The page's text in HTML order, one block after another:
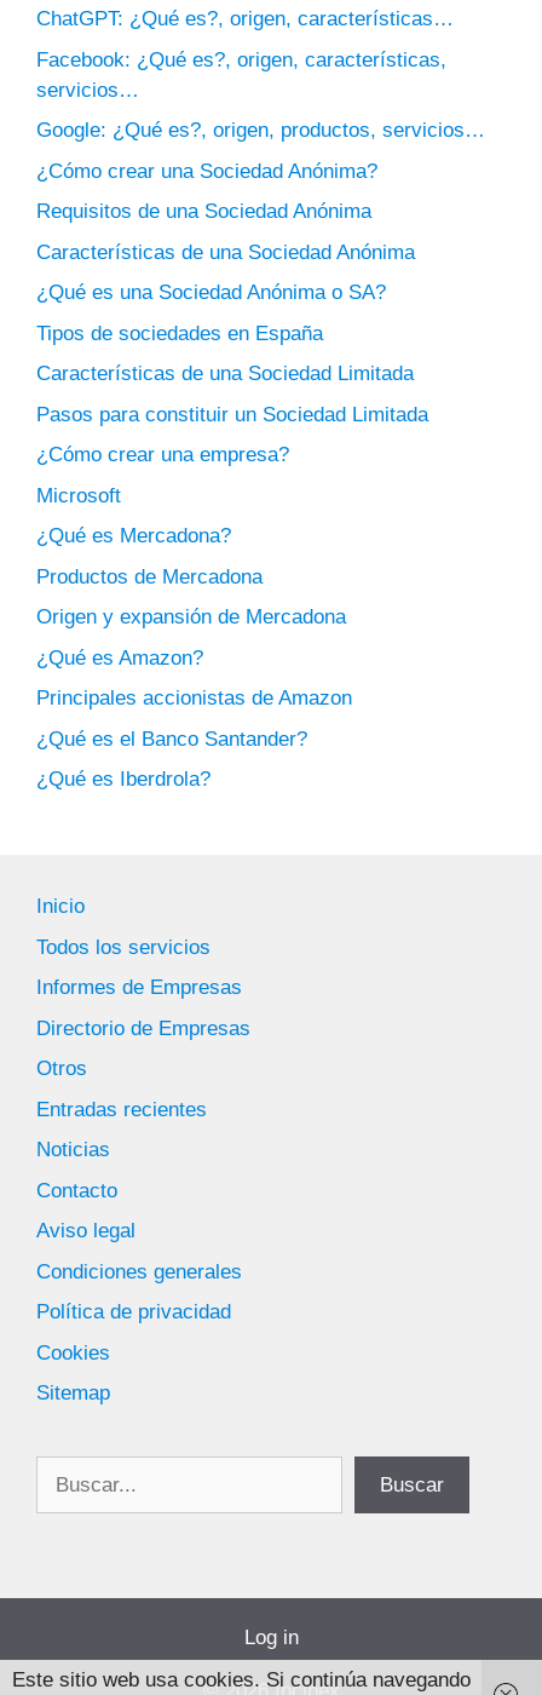
ChatGPT: ¿Qué es?, origen, características…
Facebook: ¿Qué es?, origen, características,
servicios…
Google: ¿Qué es?, origen, productos, servicios…
¿Cómo crear una Sociedad Anónima?
Requisitos de una Sociedad Anónima
Características de una Sociedad Anónima
¿Qué es una Sociedad Anónima o SA?
Tipos de sociedades en España
Características de una Sociedad Limitada
Pasos para constituir un Sociedad Limitada
¿Cómo crear una empresa?
Microsoft
¿Qué es Mercadona?
Productos de Mercadona
Origen y expansión de Mercadona
¿Qué es Amazon?
Principales accionistas de Amazon
¿Qué es el Banco Santander?
¿Qué es Iberdrola?
Inicio
Todos los servicios
Informes de Empresas
Directorio de Empresas
Otros
Entradas recientes
Noticias
Contacto
Aviso legal
Condiciones generales
Política de privacidad
Cookies
Sitemap
Buscar
Log in
© 2026 Incibex
Este sitio web usa cookies. Si continúa navegando